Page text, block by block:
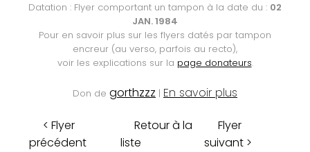
Datation : Flyer comportant un tampon à la date du : 02
JAN. 1984
Pour en savoir plus sur les flyers datés par tampon
encreur (au verso, parfois au recto),
voir les explications sur la page donateurs.
Don de gorthzzz | En savoir plus
< Flyer
précédent
Retour à la
liste
Flyer
suivant >